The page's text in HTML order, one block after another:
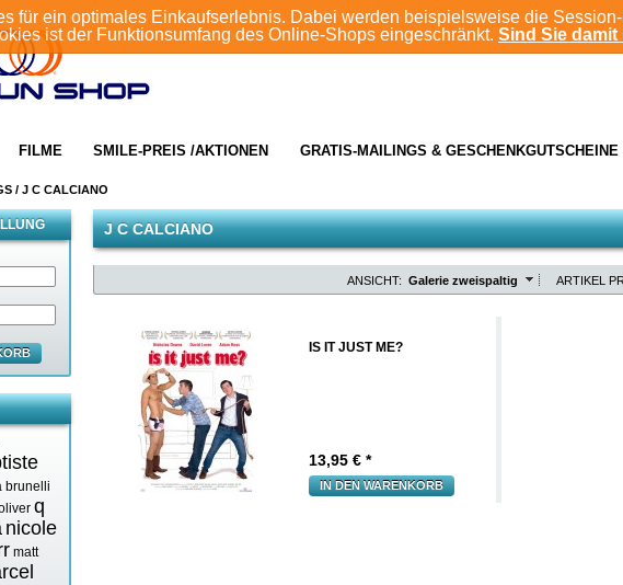
für ein optimales Einkaufserlebnis. Dabei werden beispielsweise die
ist der Funktionsumfang des Online-Shops eingeschränkt. Sind Sie
FILME SMILE-PREIS /AKTIONEN GRATIS-MAILINGS & GESCHENKGUTSCHEINE
/ J C CALCIANO
brunelli
q
nicole
matt
J C CALCIANO
ARTIKEL
ANSICHT: Galerie zweispaltig
IS IT JUST ME?
13,95 € *
IN DEN WARENKORB